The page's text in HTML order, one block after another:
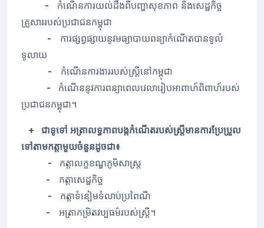
-
កំណើនការយល់ដឹងពីបញ្ហាសុខភាព និងសេដ្ឋកិច្ច
គ្រួសាររបស់ប្រជាជនកម្ពុជា
- ការផ្សព្វផ្សាយនូវមធ្យាបាយពន្យាកំណើតបានទូលំ
ទូលាយ
- កំណើនការងាររបស់ស្ត្រីនៅកម្ពុជា
-
កំណើននូវការពន្យាពេលវេលារៀបអាពាហ៍ពិពាហ៍របស់
ប្រជាជនកម្ពុជា។
+ ជាទូទៅ អត្រាលទ្ធភាពបង្កកំណើតរបស់ស្រ្តីមានការប្រែប្រួល
ទៅតាមកត្តាមួយចំនួនដូចជា៖
-
កត្តាលក្ខខណ្ឌភូមិសាស្រ្ត
- កត្តាសេដ្ឋកិច្ច
-
កត្តាទំនៀមទំលាប់ប្រពៃណី
- អត្រាកម្រិតវប្បធម៌របស់ស្រ្តី។